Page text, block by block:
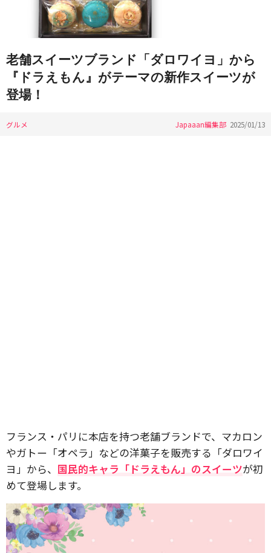
老舗スイーツブランド「ダロワイヨ」から
『ドラえもん』がテーマの新作スイーツが
登場！
グルメ Japaaan編集部 2025/01/13
フランス・パリに本店を持つ老舗ブランドで、マカロン
やガトー「オペラ」などの洋菓子を販売する「ダロワイ
ヨ」から、 国民的キャラ「ドラえもん」のスイーツが初
めて登場します。